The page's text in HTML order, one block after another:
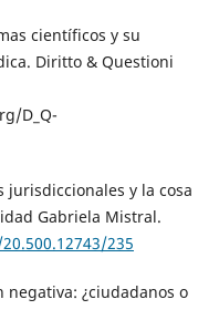
científicos y su
Diritto & Questioni
D_Q-
jurisdiccionales y la cosa
Gabriela Mistral.
235
negativa: ¿ciudadanos o